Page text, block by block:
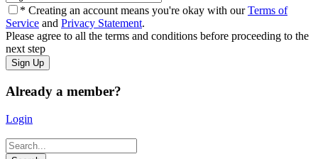
* Creating an account means you're okay with ourTerms of
Service and Privacy Statement.
Please agree to all the terms and conditions before proceeding to the
next step
Already a member?
Login